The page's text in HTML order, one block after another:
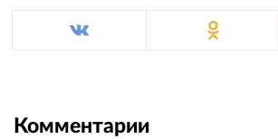
Комментарии